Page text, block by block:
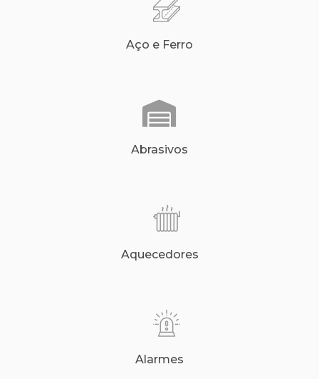
Aço e Ferro
Abrasivos
Aquecedores
Alarmes